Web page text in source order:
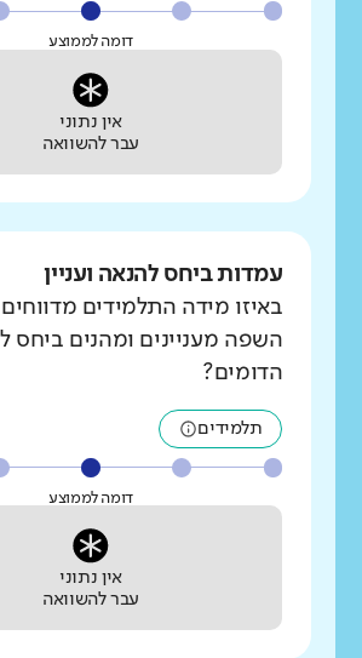
דומה לממוצע
אין נתוני
עבר להשוואה
עמדות ביחס להנאה ועניין
באיזו מידה התלמידים
השפה מעניינים ומהנים ביחס
הדומים?
תלמידים
דומה לממוצע
אין נתוני
עבר להשוואה